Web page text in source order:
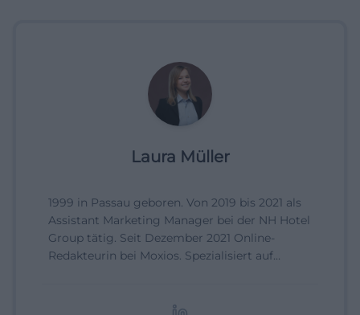
Laura Müller
1999 in Passau geboren. Von 2019 bis 2021 als
Assistant Marketing Manager bei der NH Hotel
Group tätig. Seit Dezember 2021 Online-
Redakteurin bei Moxios. Spezialisiert auf